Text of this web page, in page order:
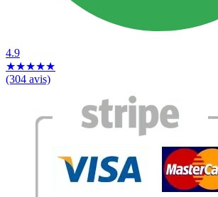
4.9
★★★★★
(304 avis)